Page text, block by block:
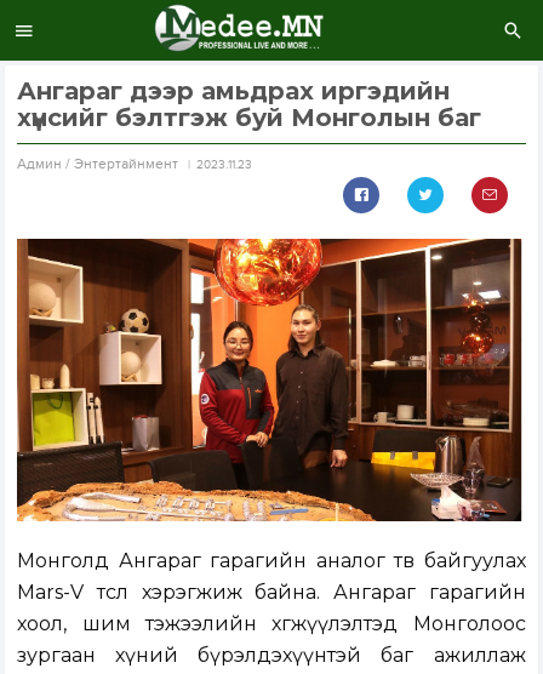
Ангараг дээр амьдрах иргэдийн
хүнсийг бэлтгэж буй Монголын баг
Aдмин / Энтертайнмент 2023.11.23
Монголд Ангараг гарагийн аналог төв байгуулах
Mars-V төсөл хэрэгжиж байна. Ангараг гарагийн
хоол, шим тэжээлийн хөгжүүлэлтэд Монголоос
зургаан хүний бүрэлдэхүүнтэй баг ажиллаж